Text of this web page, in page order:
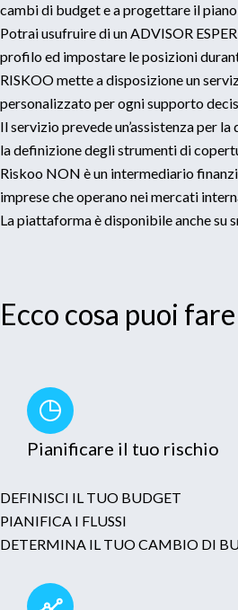
cambi di budget e a progettare il
Potrai usufruire di un ADVISOR
profilo ed impostare le posizioni
RISKOO mette a disposizione un
personalizzato per ogni supporto
Il servizio prevede un’assistenza per
la definizione degli strumenti di
Riskoo NON è un intermediario
imprese che operano nei mercati
La piattaforma è disponibile anche su
Ecco cosa puoi
Pianificare il tuo rischio
DEFINISCI IL TUO BUDGET
PIANIFICA I FLUSSI
DETERMINA IL TUO CAMBIO DI